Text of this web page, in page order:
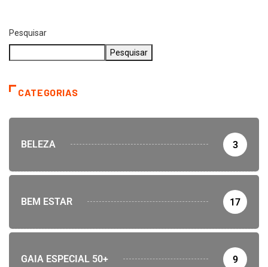
Pesquisar
Pesquisar
CATEGORIAS
BELEZA 3
BEM ESTAR 17
GAIA ESPECIAL 50+ 9